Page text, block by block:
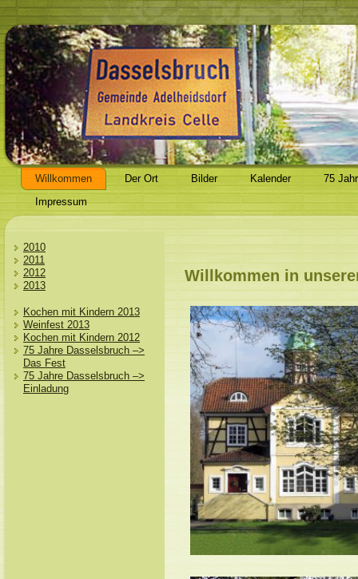
Willkommen Der Ort Bilder Kalender
75
Impressum
2010
2011
2012
2013
Kochen mit Kindern 2013
Weinfest 2013
Kochen mit Kindern 2012
75 Jahre Dasselsbruch –>
Das Fest
75 Jahre Dasselsbruch –>
Einladung
Willkommen in